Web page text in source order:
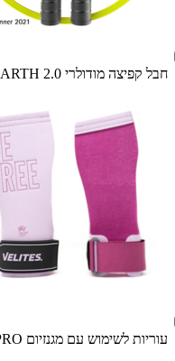
חבל קפיצה מודולרי EARTH 2.0 - שחור
עוריות לשימוש עם מגנזיום QUAD PRO - ורוד